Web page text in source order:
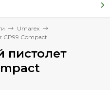
Umarex
CP99 Compact
пистолет